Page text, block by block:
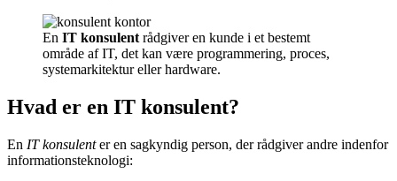
En IT konsulent rådgiver en kunde i et bestemt
område af IT, det kan være programmering, proces,
systemarkitektur eller hardware.
Hvad er en IT konsulent?
En IT konsulenter en sagkyndig person, der rådgiver andre indenfor
informationsteknologi: